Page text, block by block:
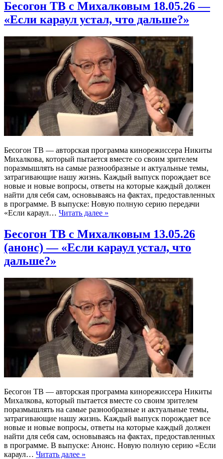
Бесогон ТВ с Михалковым 18.05.26 —
«Если караул устал, что дальше?»
Бесогон ТВ — авторская программа кинорежиссера Никиты
Михалкова, который пытается вместе со своим зрителем
поразмышлять на самые разнообразные и актуальные темы,
затрагивающие нашу жизнь. Каждый выпуск порождает все
новые и новые вопросы, ответы на которые каждый должен
найти для себя сам, основываясь на фактах, предоставленных
в программе. В выпуске: Новую полную серию передачи
«Если караул… Читать далее »
Бесогон ТВ с Михалковым 13.05.26
(анонс) — «Если караул устал, что
дальше?»
Бесогон ТВ — авторская программа кинорежиссера Никиты
Михалкова, который пытается вместе со своим зрителем
поразмышлять на самые разнообразные и актуальные темы,
затрагивающие нашу жизнь. Каждый выпуск порождает все
новые и новые вопросы, ответы на которые каждый должен
найти для себя сам, основываясь на фактах, предоставленных
в программе. В выпуске: Анонс. Новую полную серию «Если
караул… Читать далее »